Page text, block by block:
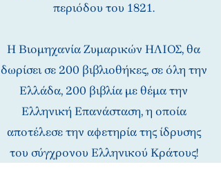
περιόδου του 1821.
Η Βιομηχανία Ζυμαρικών ΗΛΙΟΣ, θα
δωρίσει σε 200 βιβλιοθήκες, σε όλη την
Ελλάδα, 200 βιβλία με θέμα την
Ελληνική Επανάσταση, η οποία
αποτέλεσε την αφετηρία της ίδρυσης
του σύγχρονου Ελληνικού Κράτους!